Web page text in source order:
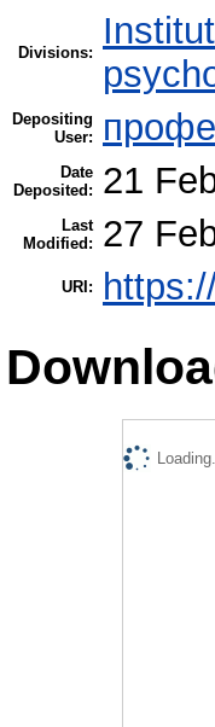
Divisions:
Depositing
User:
Date
Deposited:
21
Last
Modified:
27
URI: